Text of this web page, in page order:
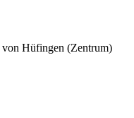
von Hüfingen (Zentrum)